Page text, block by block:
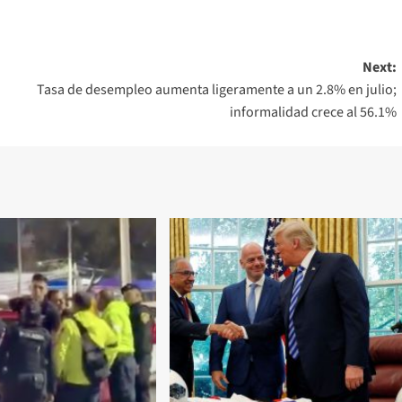
Next:
Tasa de desempleo aumenta ligeramente a un 2.8% en julio;
informalidad crece al 56.1%